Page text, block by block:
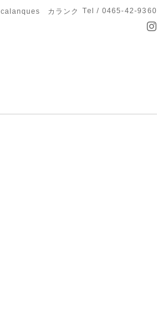
calanques カランク Tel / 0465-42-9360